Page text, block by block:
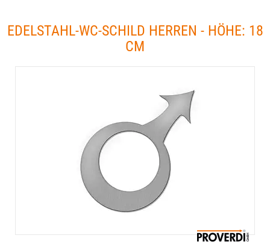
EDELSTAHL-WC-SCHILD HERREN - HÖHE: 18
CM